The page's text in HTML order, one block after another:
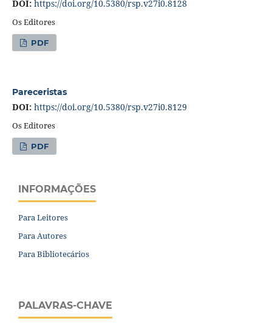
DOI: https://doi.org/10.5380/rsp.v27i0.8128
Os Editores
PDF
Pareceristas
DOI: https://doi.org/10.5380/rsp.v27i0.8129
Os Editores
PDF
INFORMAÇÕES
Para Leitores
Para Autores
Para Bibliotecários
PALAVRAS-CHAVE